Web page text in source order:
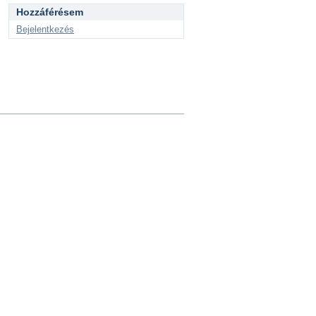
Hozzáférésem
Bejelentkezés